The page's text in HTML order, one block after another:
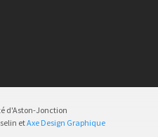
d'Aston-Jonction
etAxe Design Graphique